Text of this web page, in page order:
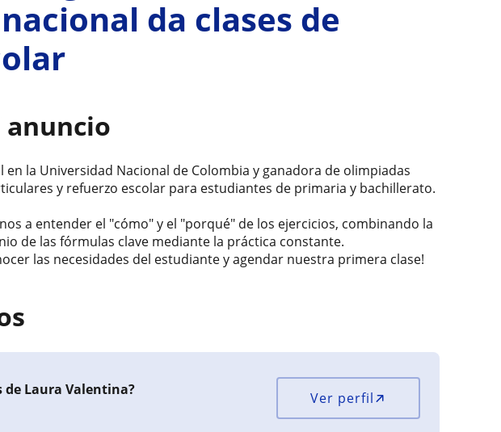
da clases de
anuncio
en la Universidad Nacional de Colombia y ganadora de olimpiadas
y refuerzo escolar para estudiantes de primaria y bachillerato.
a entender el "cómo" y el "porqué" de los ejercicios, combinando la
de las fórmulas clave mediante la práctica constante.
las necesidades del estudiante y agendar nuestra primera clase!
de Laura Valentina?
Ver perfil